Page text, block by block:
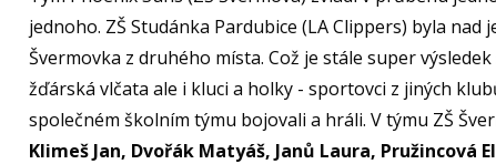
jednoho. ZŠ Studánka Pardubice (LA Clippers) byla
Švermovka z druhého místa. Což je stále super
žďárská vlčata ale i kluci a holky - sportovci z jiných
společném školním týmu bojovali a hráli. V týmu ZŠ
Klimeš Jan, Dvořák Matyáš, Janů Laura, Pružincová